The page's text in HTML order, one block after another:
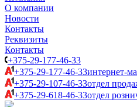
О компании
Новости
Контакты
Реквизиты
Контакты
+375-29-177-46-33
+375-29-177-46-33интернет-
+375-29-107-46-33отдел
+375-29-618-46-33отдел